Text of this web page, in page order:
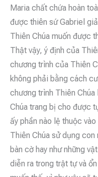
Maria chất chứa hoàn
được thiên sứ Gabriel
Thiên Chúa muốn được
Thật vậy, ý định của
chương trình của Thiên
không phải bằng cách
chương trình Thiên
Chúa trang bị cho được
ấy phần nào lệ thuộc
Thiên Chúa sử dụng con
bàn cờ hay như những
diễn ra trong trật tự và